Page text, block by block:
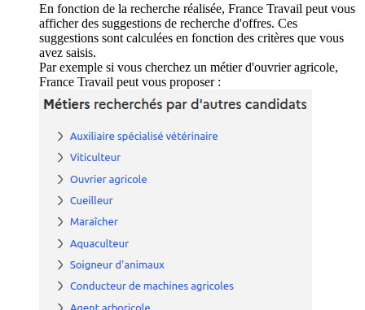
En fonction de la recherche réalisée, France Travail peut vous
afficher des suggestions de recherche d'offres. Ces
suggestions sont calculées en fonction des critères que vous
avez saisis.
Par exemple si vous cherchez un métier d'ouvrier agricole,
France Travail peut vous proposer :